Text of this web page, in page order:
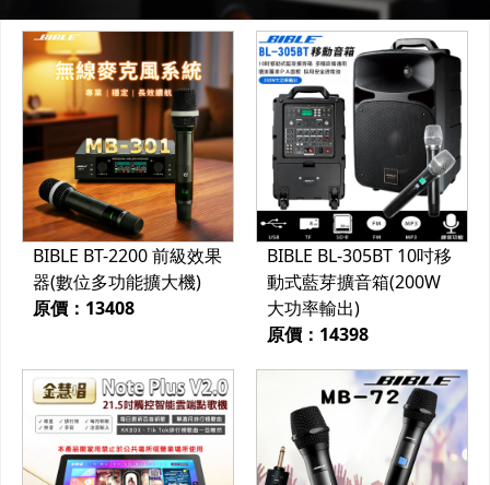
BIBLE BT-2200 前級效果
器(數位多功能擴大機)
原價：13408
BIBLE BL-305BT 10吋移
動式藍芽擴音箱(200W
大功率輸出)
原價：14398